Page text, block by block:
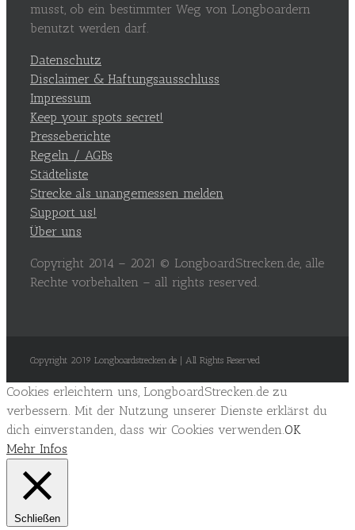
musst, ob ein bestimmter Weg von Longboardern
benutzt werden darf.
Datenschutz
Disclaimer & Haftungsausschluss
Impressum
Keep your spots secret!
Presseberichte
Regeln / AGBs
Städteliste
Strecke als unangemessen melden
Support us!
Über uns
Copyright 2014 – 2021 © LongboardStrecken.de, alle
Rechte vorbehalten – all rights reserved.
Copyright 2019 Longboardstrecken.de | All Rights Reserved
Cookies erleichtern uns, LongboardStrecken.de zu
verbessern. Mit der Nutzung unserer Dienste erklärst du
dich einverstanden, dass wir Cookies verwenden. OK
Mehr Infos
Schließen